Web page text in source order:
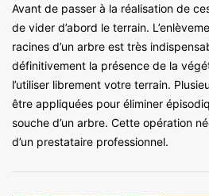
Avant de passer à la réalisation de
de vider d’abord le terrain.
racines d’un arbre est très
définitivement la présence de la
l’utiliser librement votre terrain.
être appliquées pour éliminer
souche d’un arbre. Cette opération
d’un prestataire professionnel.